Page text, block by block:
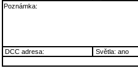
Poznámka:
DCC adresa: Světla: ano